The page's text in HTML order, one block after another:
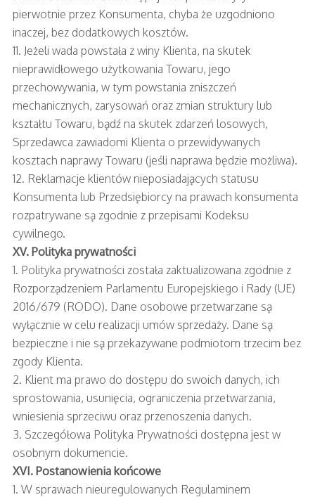
pierwotnie przez Konsumenta, chyba że uzgodniono
inaczej, bez dodatkowych kosztów.
11. Jeżeli wada powstała z winy Klienta, na skutek
nieprawidłowego użytkowania Towaru, jego
przechowywania, w tym powstania zniszczeń
mechanicznych, zarysowań oraz zmian struktury lub
kształtu Towaru, bądź na skutek zdarzeń losowych,
Sprzedawca zawiadomi Klienta o przewidywanych
kosztach naprawy Towaru (jeśli naprawa będzie możliwa).
12. Reklamacje klientów nieposiadających statusu
Konsumenta lub Przedsiębiorcy na prawach konsumenta
rozpatrywane są zgodnie z przepisami Kodeksu
cywilnego.
XV. Polityka prywatności
1. Polityka prywatności została zaktualizowana zgodnie z
Rozporządzeniem Parlamentu Europejskiego i Rady (UE)
2016/679 (RODO). Dane osobowe przetwarzane są
wyłącznie w celu realizacji umów sprzedaży. Dane są
bezpieczne i nie są przekazywane podmiotom trzecim bez
zgody Klienta.
2. Klient ma prawo do dostępu do swoich danych, ich
sprostowania, usunięcia, ograniczenia przetwarzania,
wniesienia sprzeciwu oraz przenoszenia danych.
3. Szczegółowa Polityka Prywatności dostępna jest w
osobnym dokumencie.
XVI. Postanowienia końcowe
1. W sprawach nieuregulowanych Regulaminem